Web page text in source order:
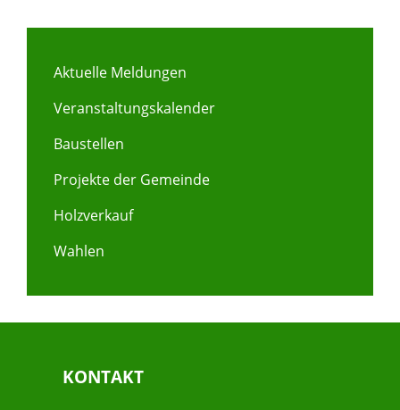
Aktuelle Meldungen
Veranstaltungskalender
Baustellen
Projekte der Gemeinde
Holzverkauf
Wahlen
KONTAKT